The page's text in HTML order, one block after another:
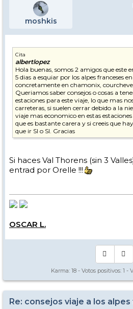
moshkis
Cita
albertlopez
Hola buenas, somos 2 amigos que este
5 dias a esquiar por los alpes franceses
concretamente en chamonix,
Queriamos saber consejos o cosas a
estaciones para este viaje, lo que mas
carreteras, si suelen cerrar debido a la
viaje mas economico en estas
que es bastante carera y si creeis que
que ir SI o SI. Gracias
Si haces Val Thorens (sin 3
entrad por Orelle !!!
OSCAR L.
Karma: 18 - Votos positivos: 1 -
Re: consejos viaje a los